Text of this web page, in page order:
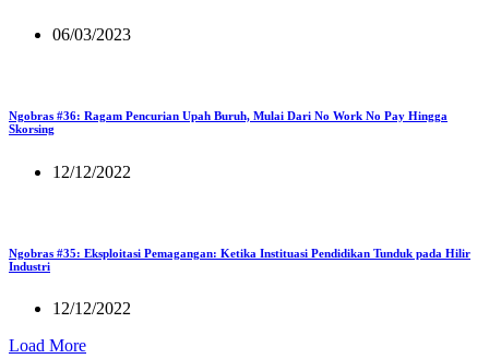
06/03/2023
Ngobras #36: Ragam Pencurian Upah Buruh, Mulai Dari No Work No Pay Hingga
Skorsing
12/12/2022
Ngobras #35: Eksploitasi Pemagangan: Ketika Instituasi Pendidikan Tunduk pada Hilir
Industri
12/12/2022
Load More